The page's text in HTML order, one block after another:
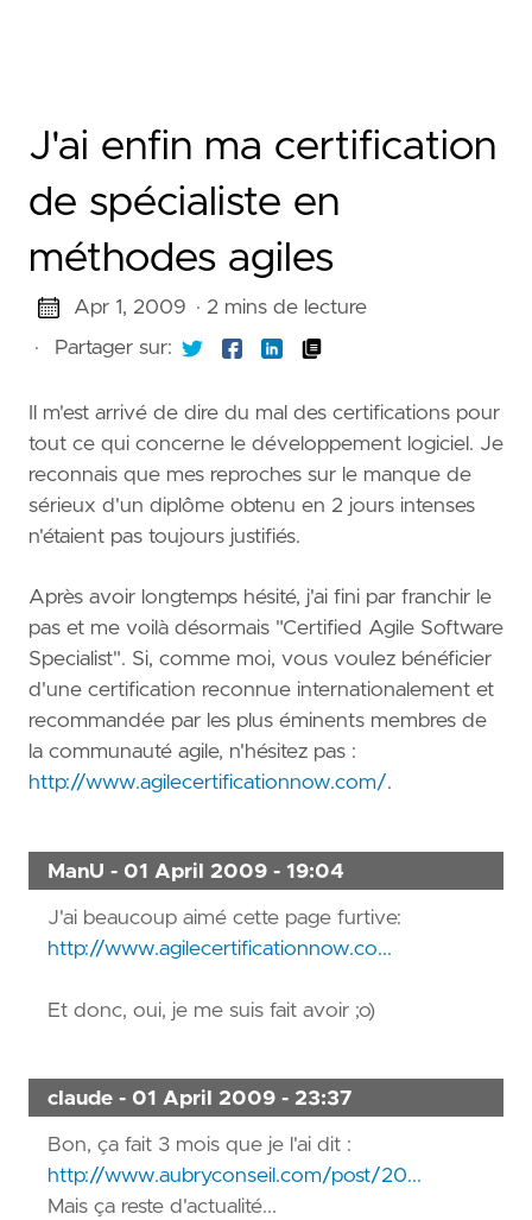
J'ai enfin ma certification
de spécialiste en
méthodes agiles
Apr 1, 2009 · 2 mins de lecture
·
Partager sur:
Il m'est arrivé de dire du mal des certifications pour
tout ce qui concerne le développement logiciel. Je
reconnais que mes reproches sur le manque de
sérieux d'un diplôme obtenu en 2 jours intenses
n'étaient pas toujours justifiés.
Après avoir longtemps hésité, j'ai fini par franchir le
pas et me voilà désormais "Certified Agile Software
Specialist". Si, comme moi, vous voulez bénéficier
d'une certification reconnue internationalement et
recommandée par les plus éminents membres de
la communauté agile, n'hésitez pas :
http://www.agilecertificationnow.com/.
ManU - 01 April 2009 - 19:04
J'ai beaucoup aimé cette page furtive:
http://www.agilecertificationnow.co...
Et donc, oui, je me suis fait avoir ;o)
claude - 01 April 2009 - 23:37
Bon, ça fait 3 mois que je l'ai dit :
http://www.aubryconseil.com/post/20...
Mais ça reste d'actualité...